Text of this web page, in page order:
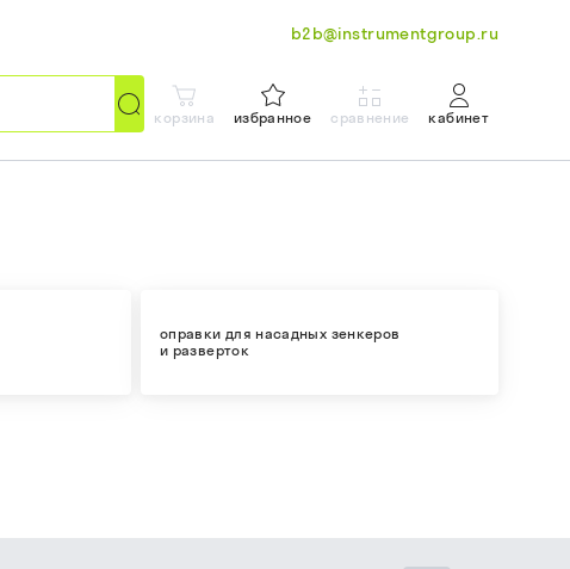
b2b@instrumentgroup.ru
корзина избранное сравнение кабинет
оправки для насадных зенкеров
и разверток